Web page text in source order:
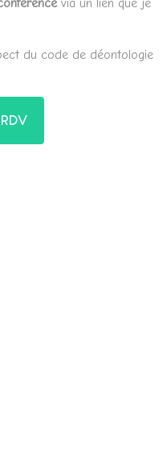
via un lien que je
du code de déontologie